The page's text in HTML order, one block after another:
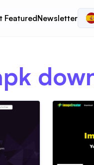
FeaturedNewsletter